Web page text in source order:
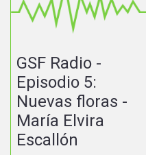
GSF Radio -
Episodio 5:
Nuevas floras -
María Elvira
Escallón